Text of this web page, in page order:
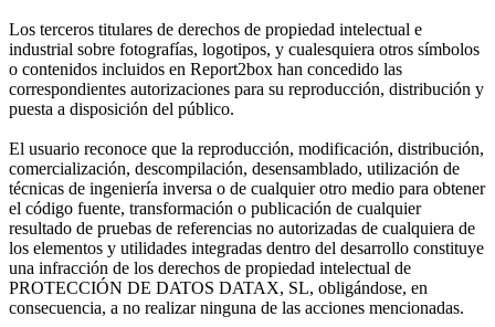
Los terceros titulares de derechos de propiedad intelectual e
industrial sobre fotografías, logotipos, y cualesquiera otros símbolos
o contenidos incluidos en Report2box han concedido las
correspondientes autorizaciones para su reproducción, distribución y
puesta a disposición del público.
El usuario reconoce que la reproducción, modificación, distribución,
comercialización, descompilación, desensamblado, utilización de
técnicas de ingeniería inversa o de cualquier otro medio para obtener
el código fuente, transformación o publicación de cualquier
resultado de pruebas de referencias no autorizadas de cualquiera de
los elementos y utilidades integradas dentro del desarrollo constituye
una infracción de los derechos de propiedad intelectual de
PROTECCIÓN DE DATOS DATAX, SL, obligándose, en
consecuencia, a no realizar ninguna de las acciones mencionadas.